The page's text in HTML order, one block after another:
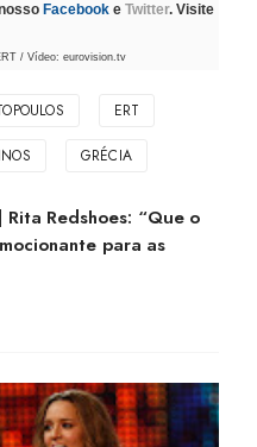
Facebook e Twitter. Visite
/ Vídeo: eurovision.tv
ERT
GRÉCIA
Rita Redshoes: “Que o
para as